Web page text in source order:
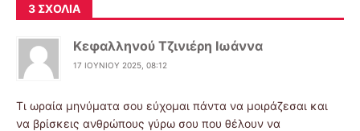
3 ΣΧΌΛΙΑ
Κεφαλληνού Τζινιέρη Ιωάννα
17 ΙΟΥΝΊΟΥ 2025, 08:12
Τι ωραία μηνύματα σου εύχομαι πάντα να μοιράζεσαι και
να βρίσκεις ανθρώπους γύρω σου που θέλουν να